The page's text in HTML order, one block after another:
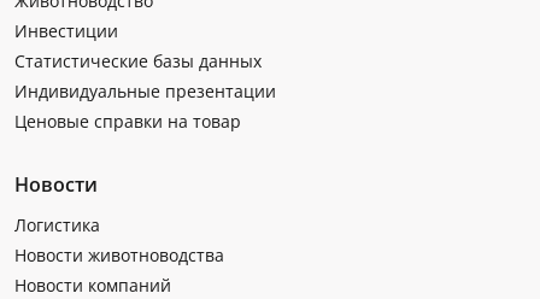
Инвестиции
Статистические базы данных
Индивидуальные презентации
Ценовые справки на товар
Новости
Логистика
Новости животноводства
Новости компаний